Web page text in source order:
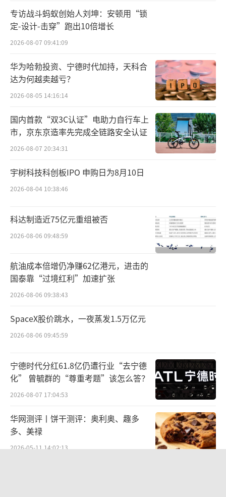
专访战斗蚂蚁创始人刘坤：安顿用“锁
定-设计-击穿”跑出10倍增长
2026-08-07 09:41:09
华为哈勃投资、宁德时代加持，天科合
达为何越卖越亏？
2026-08-05 14:16:14
国内首款“双3C认证”电助力自行车上
市，京东京造率先完成全链路安全认证
2026-08-07 20:34:31
宇树科技科创板IPO 申购日为8月10日
2026-08-04 10:38:46
科达制造近75亿元重组被否
2026-08-06 09:48:59
航油成本倍增仍净赚62亿港元，进击的
国泰靠“过境红利”加速扩张
2026-08-06 09:38:43
SpaceX股价跳水，一夜蒸发1.5万亿元
2026-08-06 09:45:59
宁德时代分红61.8亿仍遭行业“去宁德
化” 曾毓群的“尊重考题”该怎么答？
2026-08-07 17:04:53
华网测评丨饼干测评：奥利奥、趣多
多、美禄
2026-05-11 14:02:13